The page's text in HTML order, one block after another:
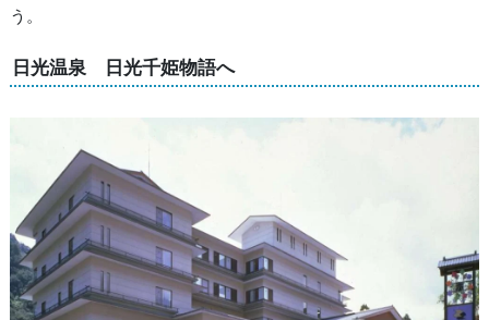
う。
日光温泉 日光千姫物語へ